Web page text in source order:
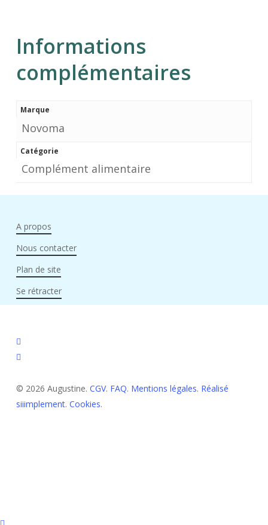
Informations
complémentaires
Marque
Novoma
Catégorie
Complément alimentaire
A propos
Nous contacter
Plan de site
Se rétracter
facebook
instagram
© 2026 Augustine. CGV. FAQ. Mentions légales. Réalisé
siiimplement. Cookies.